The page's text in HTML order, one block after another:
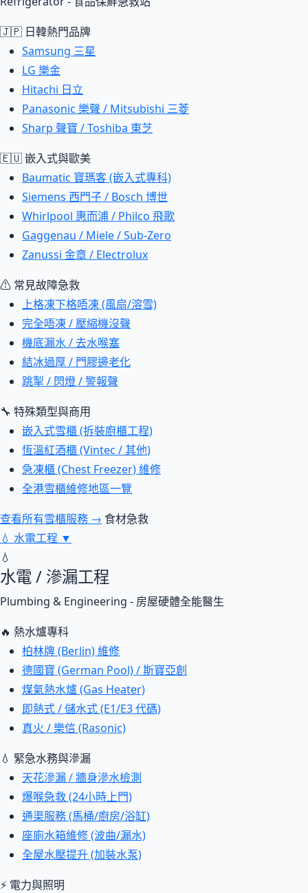
🇯🇵 日韓熱門品牌
Samsung 三星
LG 樂金
Hitachi 日立
Panasonic 樂聲 / Mitsubishi 三菱
Sharp 聲寶 / Toshiba 東芝
🇪🇺 嵌入式與歐美
Baumatic 寶瑪客 (嵌入式專科)
Siemens 西門子 / Bosch 博世
Whirlpool 惠而浦 / Philco 飛歌
Gaggenau / Miele / Sub-Zero
Zanussi 金章 / Electrolux
⚠ 常見故障急救
上格凍下格唔凍 (風扇/溶雪)
完全唔凍 / 壓縮機沒聲
機底漏水 / 去水喉塞
結冰過厚 / 門膠邊老化
跳掣 / 閃燈 / 警報聲
🔧 特殊類型與商用
嵌入式雪櫃 (拆裝廚櫃工程)
恆溫紅酒櫃 (Vintec / 其他)
急凍櫃 (Chest Freezer) 維修
全港雪櫃維修地區一覽
查看所有雪櫃服務 → 食材急救
💧 水電工程 ▼
💧
水電 / 滲漏工程
Plumbing & Engineering - 房屋硬體全能醫生
🔥 熱水爐專科
柏林牌 (Berlin) 維修
德國寶 (German Pool) / 斯寶亞創
煤氣熱水爐 (Gas Heater)
即熱式 / 儲水式 (E1/E3 代碼)
真火 / 樂信 (Rasonic)
💧 緊急水務與滲漏
天花滲漏 / 牆身滲水檢測
爆喉急救 (24小時上門)
通渠服務 (馬桶/廚房/浴缸)
座廁水箱維修 (波曲/漏水)
全屋水壓提升 (加裝水泵)
⚡ 電力與照明